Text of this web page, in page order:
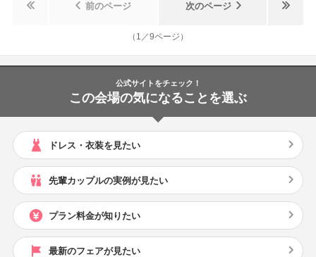
前のページ 次のページ
（ 1 ／9ページ）
公式サイトをチェック！
この会場の気になることを選ぶ
ドレス・衣装を見たい
先輩カップルの実例が見たい
プラン料金が知りたい
最新のフェアが見たい